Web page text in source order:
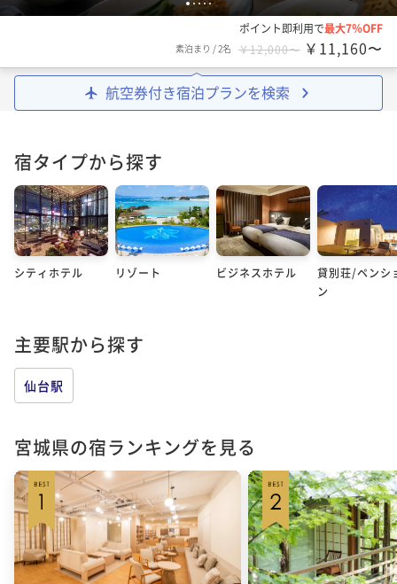
1 23 45
ポイント即利用で最大7％OFF
素泊まり /2名 ￥12,000〜 ￥11,160〜
航空券付き宿泊プランを検索
宿タイプから探す
シティホテル リゾート ビジネスホテル
貸別荘/ペンシ
ン
主要駅から探す
仙台駅
宮城県の宿ランキングを見る